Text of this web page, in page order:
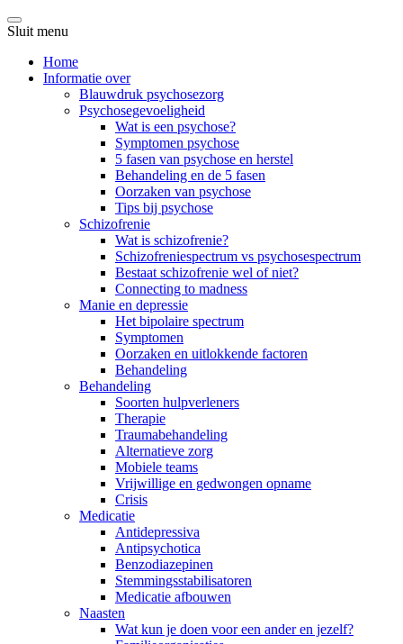
Sluit menu
Home
Informatie over
Blauwdruk psychosezorg
Psychosegevoeligheid
Wat is een psychose?
Symptomen psychose
5 fasen van psychose en herstel
Behandeling en de 5 fasen
Oorzaken van psychose
Tips bij psychose
Schizofrenie
Wat is schizofrenie?
Schizofreniespectrum vs psychosespectrum
Bestaat schizofrenie wel of niet?
Connecting to madness
Manie en depressie
Het bipolaire spectrum
Symptomen
Oorzaken en uitlokkende factoren
Behandeling
Behandeling
Soorten hulpverleners
Therapie
Traumabehandeling
Alternatieve zorg
Mobiele teams
Vrijwillige en gedwongen opname
Crisis
Medicatie
Antidepressiva
Antipsychotica
Benzodiazepinen
Stemmingsstabilisatoren
Medicatie afbouwen
Naasten
Wat kun je doen voor een ander en jezelf?